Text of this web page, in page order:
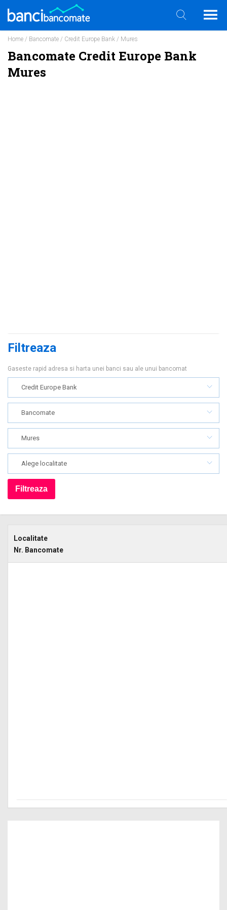
Home / Bancomate / Credit Europe Bank / Mures
Bancomate Credit Europe Bank
Mures
Filtreaza
Gaseste rapid adresa si harta unei banci sau ale unui bancomat
Credit Europe Bank
Bancomate
Mures
Alege localitate
Localitate
Nr. Bancomate